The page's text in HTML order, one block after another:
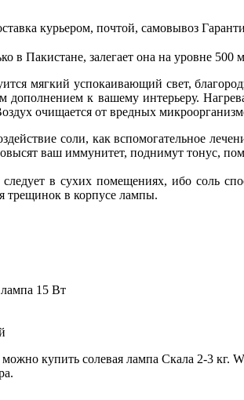
курьером, почтой, самовывоз
в Пакистане, залегает она на уровне 500
мягкий успокаивающий свет,
дополнением к вашему интерьеру.
очищается от вредных
соли, как вспомогательное
ваш иммунитет, поднимут тонус,
следует в сухих помещениях, ибо соль
трещинок в корпусе лампы.
15 Вт
купить солевая лампа Скала 2-3 кг.